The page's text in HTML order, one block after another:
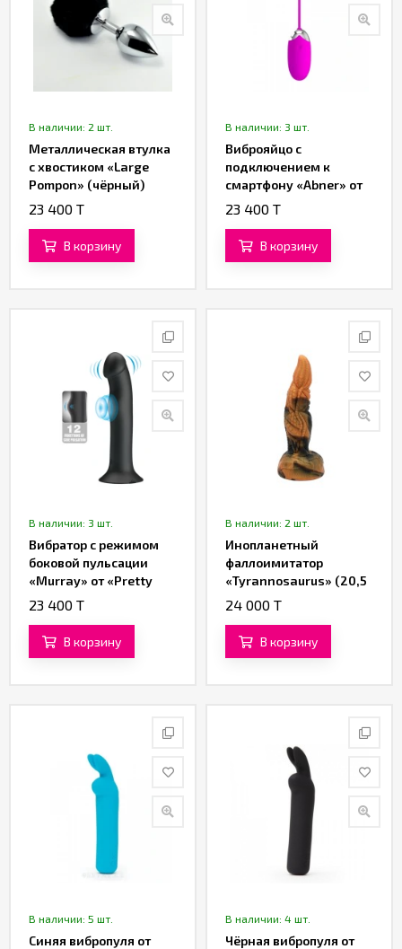
В наличии: 2 шт.
Металлическая втулка
с хвостиком «Large
Pompon» (чёрный)
23 400 T
В корзину
В наличии: 3 шт.
Виброяйцо с
подключением к
смартфону «Abner» от
«Pretty love»
23 400 T
В корзину
В наличии: 3 шт.
Вибратор с режимом
боковой пульсации
«Murray» от «Pretty
love» (чёрный)
23 400 T
В корзину
В наличии: 2 шт.
Инопланетный
фаллоимитатор
«Tyrannosaurus» (20,5
см)
24 000 T
В корзину
В наличии: 5 шт.
Синяя вибропуля от
В наличии: 4 шт.
Чёрная вибропуля от